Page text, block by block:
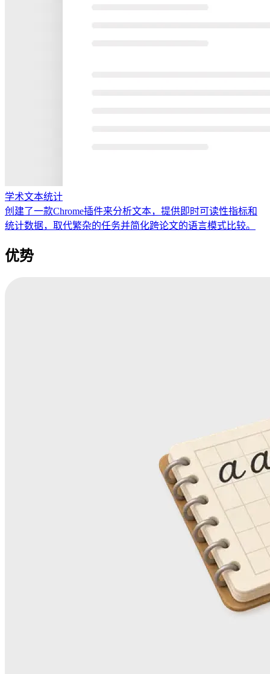
学术文本统计
创建了一款Chrome插件来分析文本，提供即时可读性指标和
统计数据，取代繁杂的任务并简化跨论文的语言模式比较。
优势